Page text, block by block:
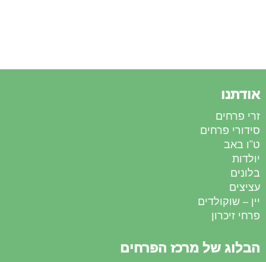
אודתנו
זרי פרחים
סידורי פרחים
ט”ו באב
יולדות
בלונים
עציצים
יין – שוקולדים
פרחי זיכרון
הבלוג של מרכז הפרחים